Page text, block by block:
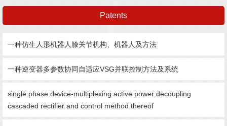
Patents
一种仿生人形机器人膝关节机构、机器人及方法
一种逆变器多参数协同自适应VSG并联控制方法及系统
single phase device-multiplexing active power decoupling
cascaded rectifier and control method thereof